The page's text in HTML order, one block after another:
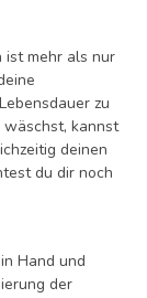
ist mehr als nur
zu
wäschst, kannst
deinen
du dir noch
Hand und
der